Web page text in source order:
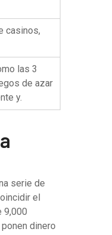
casinos,
las 3
de azar
y.
serie de
el
9,000
dinero